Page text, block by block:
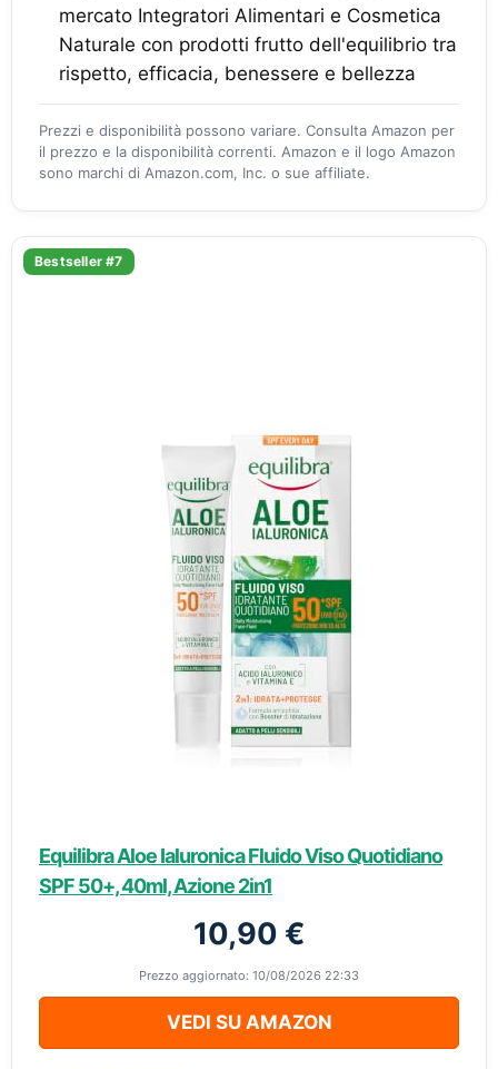
mercato Integratori Alimentari e Cosmetica
Naturale con prodotti frutto dell'equilibrio tra
rispetto, efficacia, benessere e bellezza
Prezzi e disponibilità possono variare. Consulta Amazon per
il prezzo e la disponibilità correnti. Amazon e il logo Amazon
sono marchi di Amazon.com, Inc. o sue affiliate.
Bestseller #7
Equilibra Aloe Ialuronica Fluido Viso Quotidiano
SPF 50+, 40ml, Azione 2in1
10,90 €
Prezzo aggiornato: 10/08/2026 22:33
VEDI SU AMAZON